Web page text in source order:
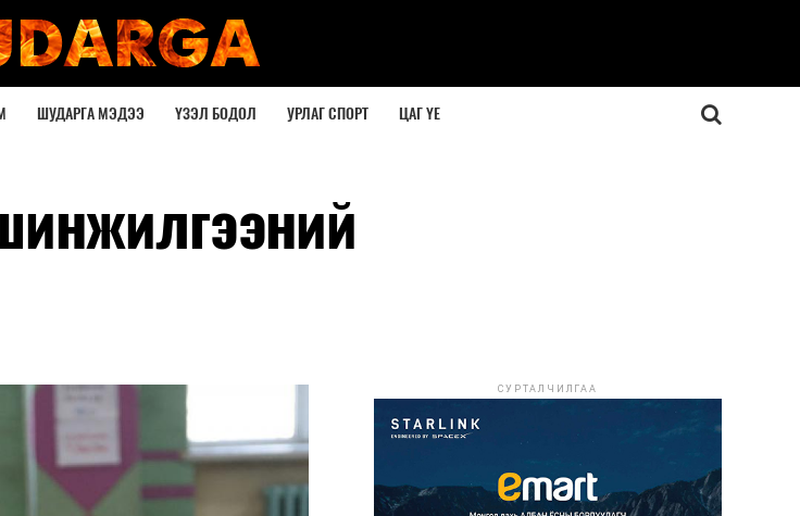
ШУДАРГА МЭДЭЭ ҮЗЭЛ БОДОЛ УРЛАГ СПОРТ ЦАГ ҮЕ
СУРТАЛЧИЛГАА